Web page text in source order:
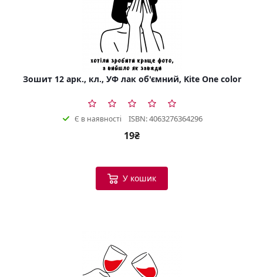
Зошит 12 арк., кл., УФ лак об'ємний, Kite One color
Є в наявності ISBN: 4063276364296
19₴
У кошик